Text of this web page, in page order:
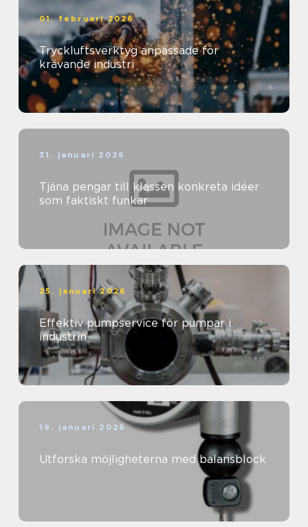
01. februari 2026
Tryckluftsverktyg anpassade för
krävande industri
31. januari 2026
Tjäna pengar till klassen konkreta idéer
som faktiskt funkar
25. januari 2026
Effektiv pumpservice för pumpar i
industrin
19. januari 2026
Utforska möjligheterna med balansblock